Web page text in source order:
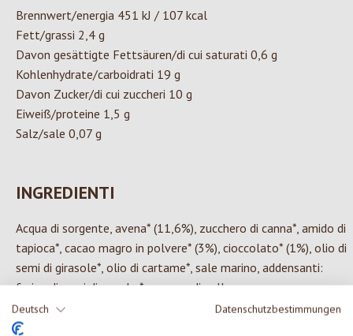
Deutsch Datenschutzbestimmungen
Brennwert/energia 451 kJ / 107 kcal
Fett/grassi 2,4 g
Davon gesättigte Fettsäuren/di cui saturati 0,6 g
Kohlenhydrate/carboidrati 19 g
Davon Zucker/di cui zuccheri 10 g
Eiweiß/proteine 1,5 g
Salz/sale 0,07 g
INGREDIENTI
Acqua di sorgente, avena* (11,6%), zucchero di canna*, amido di
tapioca*, cacao magro in polvere* (3%), cioccolato* (1%), olio di
semi di girasole*, olio di cartame*, sale marino, addensanti:
farina di semi di carrube*, gomma di gellano
*da agricoltura biologica controllata